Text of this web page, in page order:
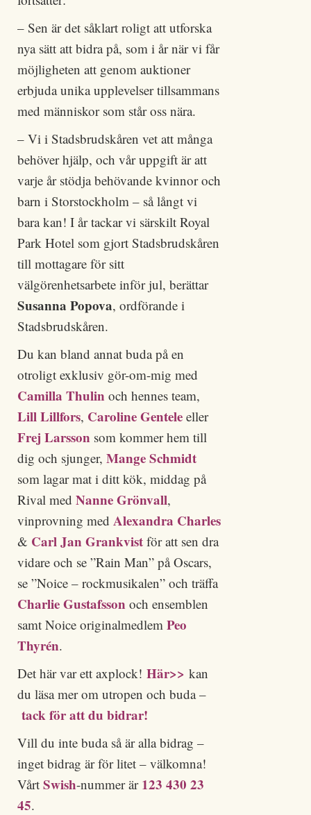
– Sen är det såklart roligt att utforska
nya sätt att bidra på, som i år när vi får
möjligheten att genom auktioner
erbjuda unika upplevelser tillsammans
med människor som står oss nära.
– Vi i Stadsbrudskåren vet att många
behöver hjälp, och vår uppgift är att
varje år stödja behövande kvinnor och
barn i Storstockholm – så långt vi
bara kan! I år tackar vi särskilt Royal
Park Hotel som gjort Stadsbrudskåren
till mottagare för sitt
välgörenhetsarbete inför jul, berättar
Susanna Popova, ordförande i
Stadsbrudskåren.
Du kan bland annat buda på en
otroligt exklusiv gör-om-mig med
Camilla Thulin och hennes team,
Lill Lillfors, Caroline Gentele eller
Frej Larsson som kommer hem till
dig och sjunger, Mange Schmidt
som lagar mat i ditt kök, middag på
Rival med Nanne Grönvall,
vinprovning med Alexandra Charles
& Carl Jan Grankvist för att sen dra
vidare och se ”Rain Man” på Oscars,
se ”Noice – rockmusikalen” och träffa
Charlie Gustafsson och ensemblen
samt Noice originalmedlem Peo
Thyrén.
Det här var ett axplock! Här>> kan
du läsa mer om utropen och buda –
tack för att du bidrar!
Vill du inte buda så är alla bidrag –
inget bidrag är för litet – välkomna!
Vårt Swish-nummer är 123 430 23
45.